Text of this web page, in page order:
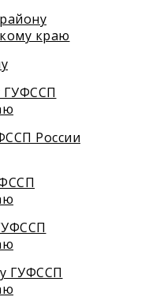
краю
ГУФССП
России
ГУФССП